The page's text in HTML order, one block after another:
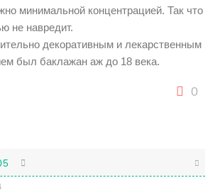
минимальной концентрацией. Так что
не навредит.
декоративным и лекарственным
был баклажан аж до 18 века.
0